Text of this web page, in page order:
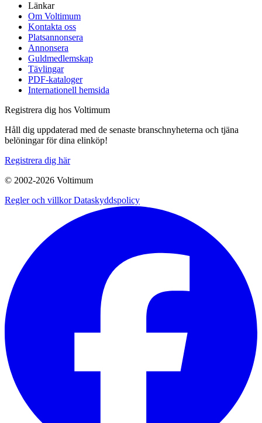
Länkar
Om Voltimum
Kontakta oss
Platsannonsera
Annonsera
Guldmedlemskap
Tävlingar
PDF-kataloger
Internationell hemsida
Registrera dig hos Voltimum
Håll dig uppdaterad med de senaste branschnyheterna och tjäna
belöningar för dina elinköp!
Registrera dig här
© 2002-2026 Voltimum
Regler och villkorDataskyddspolicy